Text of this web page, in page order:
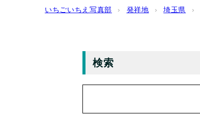
いちごいちえ写真部 › 発祥地 › 埼玉県 ›
検索